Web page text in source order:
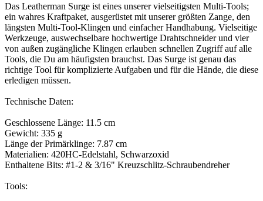
Das Leatherman Surge ist eines unserer vielseitigsten Multi-Tools;
ein wahres Kraftpaket, ausgerüstet mit unserer größten Zange, den
längsten Multi-Tool-Klingen und einfacher Handhabung. Vielseitige
Werkzeuge, auswechselbare hochwertige Drahtschneider und vier
von außen zugängliche Klingen erlauben schnellen Zugriff auf alle
Tools, die Du am häufigsten brauchst. Das Surge ist genau das
richtige Tool für komplizierte Aufgaben und für die Hände, die diese
erledigen müssen.
Technische Daten:
Geschlossene Länge: 11.5 cm
Gewicht: 335 g
Länge der Primärklinge: 7.87 cm
Materialien: 420HC-Edelstahl, Schwarzoxid
Enthaltene Bits: #1-2 & 3/16" Kreuzschlitz-Schraubendreher
Tools: